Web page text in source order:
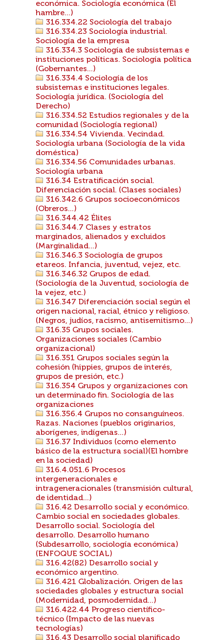
económica. Sociología económica (El
hambre...)
316.334.22 Sociología del trabajo
316.334.23 Sociología industrial.
Sociología de la empresa
316.334.3 Sociología de subsistemas e
instituciones políticas. Sociología política
(Gobernantes...)
316.334.4 Sociología de los
subsistemas e instituciones legales.
Sociología jurídica. (Sociología del
Derecho)
316.334.52 Estudios regionales y de la
comunidad (Sociología regional)
316.334.54 Vivienda. Vecindad.
Sociología urbana (Sociología de la vida
doméstica)
316.334.56 Comunidades urbanas.
Sociología urbana
316.34 Estratificación social.
Diferenciación social. (Clases sociales)
316.342.6 Grupos socioeconómicos
(Obreros...)
316.344.42 Élites
316.344.7 Clases y estratos
marginados, alienados y excluidos
(Marginalidad...)
316.346.3 Sociología de grupos
etareos. Infancia, juventud, vejez, etc.
316.346.32 Grupos de edad.
(Sociología de la Juventud, sociología de
la vejez, etc.)
316.347 Diferenciación social según el
origen nacional, racial, étnico y religioso.
(Negros, judíos, racismo, antisemitismo...)
316.35 Grupos sociales.
Organizaciones sociales (Cambio
organizacional)
316.351 Grupos sociales según la
cohesión (hippies, grupos de interés,
grupos de presión, etc.)
316.354 Grupos y organizaciones con
un determinado fin. Sociología de las
organizaciones
316.356.4 Grupos no consanguíneos.
Razas. Naciones (pueblos originarios,
aborígenes, indígenas...)
316.37 Individuos (como elemento
básico de la estructura social)(El hombre
en la sociedad)
316.4.051.6 Procesos
intergeneracionales e
intrageneracionales (transmisión cultural,
de identidad...)
316.42 Desarrollo social y económico.
Cambio social en sociedades globales.
Desarrollo social. Sociología del
desarrollo. Desarrollo humano
(Subdesarrollo, sociología económica)
(ENFOQUE SOCIAL)
316.42(82) Desarrollo social y
económico argentino.
316.421 Globalización. Origen de las
sociedades globales y estructura social
(Modernidad, posmodernidad...)
316.422.44 Progreso científico-
técnico (Impacto de las nuevas
tecnologías)
316.43 Desarrollo social planificado